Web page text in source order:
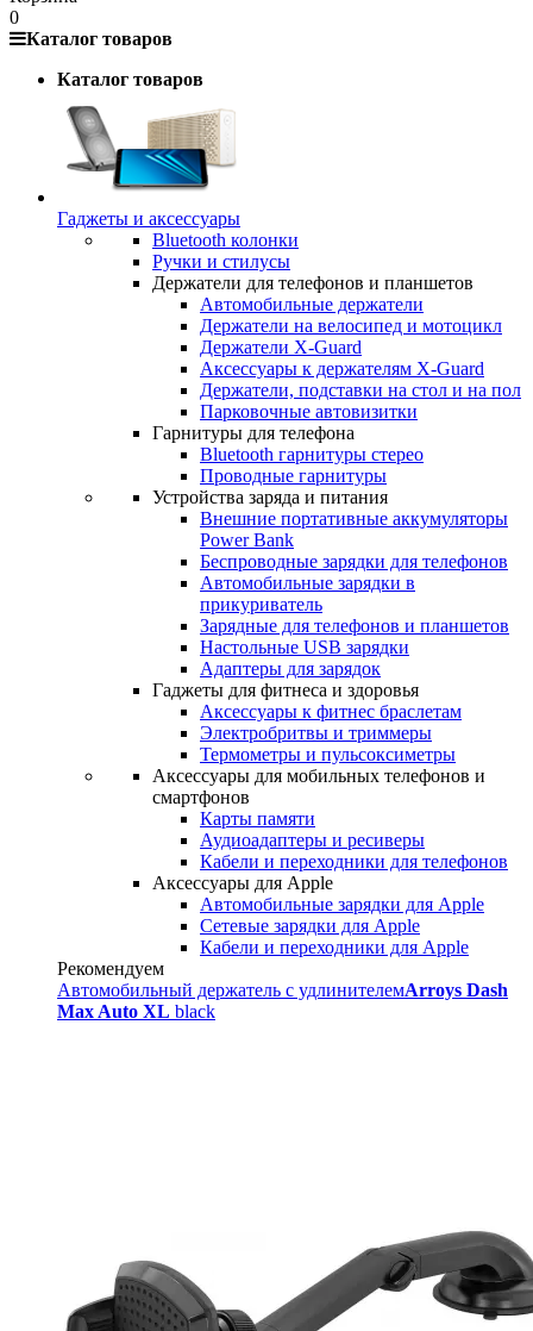
0
Каталог товаров
Каталог товаров
Гаджеты и аксессуары
Bluetooth колонки
Ручки и стилусы
Держатели для телефонов и планшетов
Автомобильные держатели
Держатели на велосипед и мотоцикл
Держатели X-Guard
Аксессуары к держателям X-Guard
Держатели, подставки на стол и на пол
Парковочные автовизитки
Гарнитуры для телефона
Bluetooth гарнитуры стерео
Проводные гарнитуры
Устройства заряда и питания
Внешние портативные аккумуляторы
Power Bank
Беспроводные зарядки для телефонов
Автомобильные зарядки в
прикуриватель
Зарядные для телефонов и планшетов
Настольные USB зарядки
Адаптеры для зарядок
Гаджеты для фитнеса и здоровья
Аксессуары к фитнес браслетам
Электробритвы и триммеры
Термометры и пульсоксиметры
Аксессуары для мобильных телефонов и
смартфонов
Карты памяти
Аудиоадаптеры и ресиверы
Кабели и переходники для телефонов
Аксессуары для Apple
Автомобильные зарядки для Apple
Сетевые зарядки для Apple
Кабели и переходники для Apple
Рекомендуем
Автомобильный держатель с удлинителемArroys Dash
Max Auto XL black